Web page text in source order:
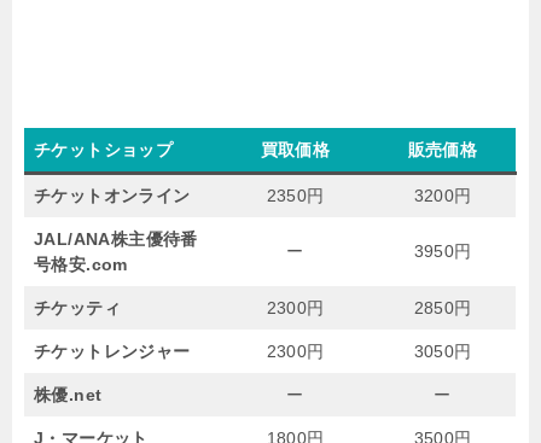
チケットショップ 買取価格 販売価格
チケットオンライン 2350円 3200円
JAL/ANA株主優待番
号格安.com
ー 3950円
チケッティ 2300円 2850円
チケットレンジャー 2300円 3050円
株優.net ー ー
J・マーケット 1800円 3500円